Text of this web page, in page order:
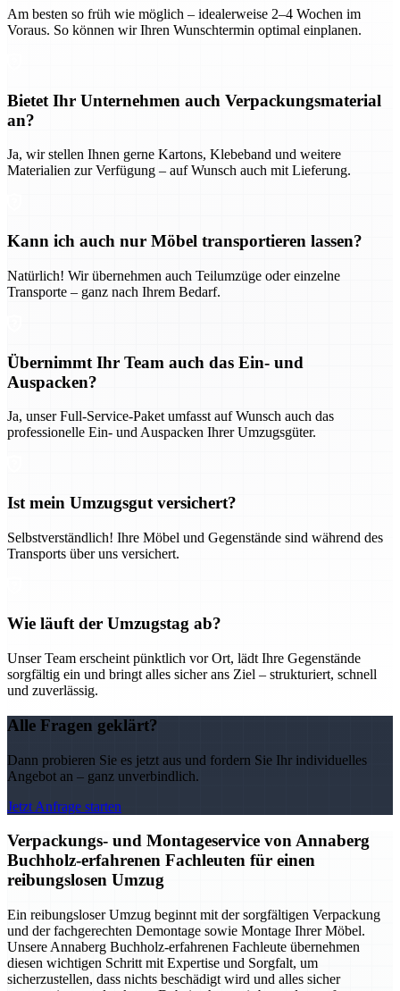
Am besten so früh wie möglich – idealerweise 2–4 Wochen im
Voraus. So können wir Ihren Wunschtermin optimal einplanen.
Bietet Ihr Unternehmen auch Verpackungsmaterial
an?
Ja, wir stellen Ihnen gerne Kartons, Klebeband und weitere
Materialien zur Verfügung – auf Wunsch auch mit Lieferung.
Kann ich auch nur Möbel transportieren lassen?
Natürlich! Wir übernehmen auch Teilumzüge oder einzelne
Transporte – ganz nach Ihrem Bedarf.
Übernimmt Ihr Team auch das Ein- und
Auspacken?
Ja, unser Full-Service-Paket umfasst auf Wunsch auch das
professionelle Ein- und Auspacken Ihrer Umzugsgüter.
Ist mein Umzugsgut versichert?
Selbstverständlich! Ihre Möbel und Gegenstände sind während des
Transports über uns versichert.
Wie läuft der Umzugstag ab?
Unser Team erscheint pünktlich vor Ort, lädt Ihre Gegenstände
sorgfältig ein und bringt alles sicher ans Ziel – strukturiert, schnell
und zuverlässig.
Alle Fragen geklärt?
Dann probieren Sie es jetzt aus und fordern Sie Ihr individuelles
Angebot an – ganz unverbindlich.
Jetzt Anfrage starten
Verpackungs- und Montageservice von Annaberg
Buchholz-erfahrenen Fachleuten für einen
reibungslosen Umzug
Ein reibungsloser Umzug beginnt mit der sorgfältigen Verpackung
und der fachgerechten Demontage sowie Montage Ihrer Möbel.
Unsere Annaberg Buchholz-erfahrenen Fachleute übernehmen
diesen wichtigen Schritt mit Expertise und Sorgfalt, um
sicherzustellen, dass nichts beschädigt wird und alles sicher